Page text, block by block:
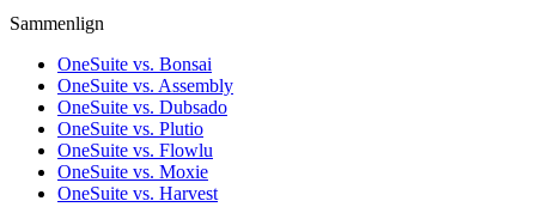
Sammenlign
OneSuite vs. Bonsai
OneSuite vs. Assembly
OneSuite vs. Dubsado
OneSuite vs. Plutio
OneSuite vs. Flowlu
OneSuite vs. Moxie
OneSuite vs. Harvest